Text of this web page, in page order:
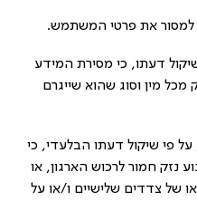
למסור את פרטי המשתמש.
דעתו, כי מסירת המידע
מין וסוג שהוא שייגרם
על פי שיקול דעתו הבלעדי, כי
נזק חמור לרכוש הארגון, או
של צדדים שלישיים ו/או על